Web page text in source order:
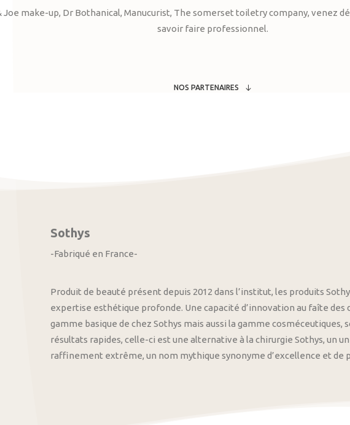
Joe make-up, Dr Bothanical, Manucurist, The somerset toiletry company, venez
savoir faire professionnel.
NOS PARTENAIRES
Sothys
-Fabriqué en France-
Produit de beauté présent depuis 2012 dans l’institut, les produits
expertise esthétique profonde. Une capacité d’innovation au faîte
gamme basique de chez Sothys mais aussi la gamme
résultats rapides, celle-ci est une alternative à la chirurgie Sothys, un
raffinement extrême, un nom mythique synonyme d’excellence et de